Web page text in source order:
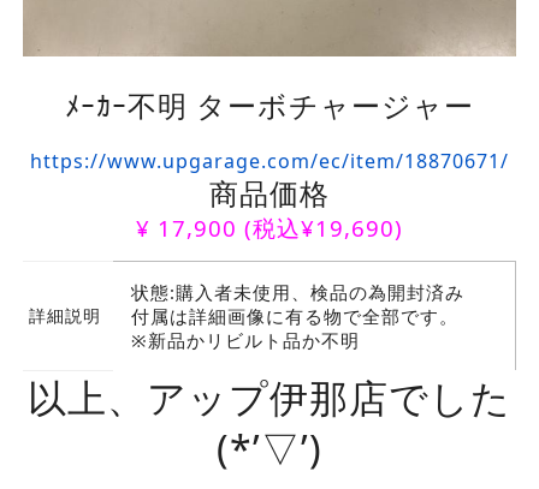
ﾒｰｶｰ不明 ターボチャージャー
https://www.upgarage.com/ec/item/18870671/
商品価格
¥ 17,900 (税込¥19,690)
詳細説明
状態:購入者未使用、検品の為開封済み
付属は詳細画像に有る物で全部です。
※新品かリビルト品か不明
以上、アップ伊那店でした
(*’▽’)